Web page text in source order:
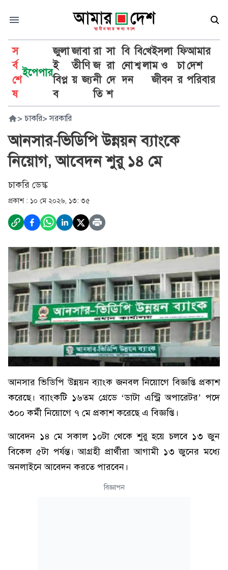
স
র্ব
শে
ষ
ইপেপার
জুলা
ই
বিপ্ল
ব
জা
তী
য়
বা
ণি
জ্য
রা
জ
নী
তি
সা
রা
দে
শ
বি
নো
দন
বি
শ্ব
খে
লা
ইসলা
ম ও
জীবন
ফি
চা
র
আমার
দেশ
পরিবার
> চাকরি> সরকারি
আনসার-ভিডিপি উন্নয়ন ব্যাংকে
নিয়োগ, আবেদন শুরু ১৪ মে
চাকরি ডেস্ক
প্রকাশ : ১০ মে ২০২৬, ১৩: ৩৫
আনসার ভিডিপি উন্নয়ন ব্যাংক জনবল নিয়োগে বিজ্ঞপ্তি প্রকাশ
করেছে। ব্যাংকটি ১৬তম গ্রেডে ‘ডাটা এন্ট্রি অপারেটর’ পদে
৩০০ কর্মী নিয়োগে ৭ মে প্রকাশ করেছে এ বিজ্ঞপ্তি।
আবেদন ১৪ মে সকাল ১০টা থেকে শুরু হয়ে চলবে ১৩ জুন
বিকেল ৫টা পর্যন্ত। আগ্রহী প্রার্থীরা আগামী ১৩ জুনের মধ্যে
অনলাইনে আবেদন করতে পারবেন।
বিজ্ঞাপন